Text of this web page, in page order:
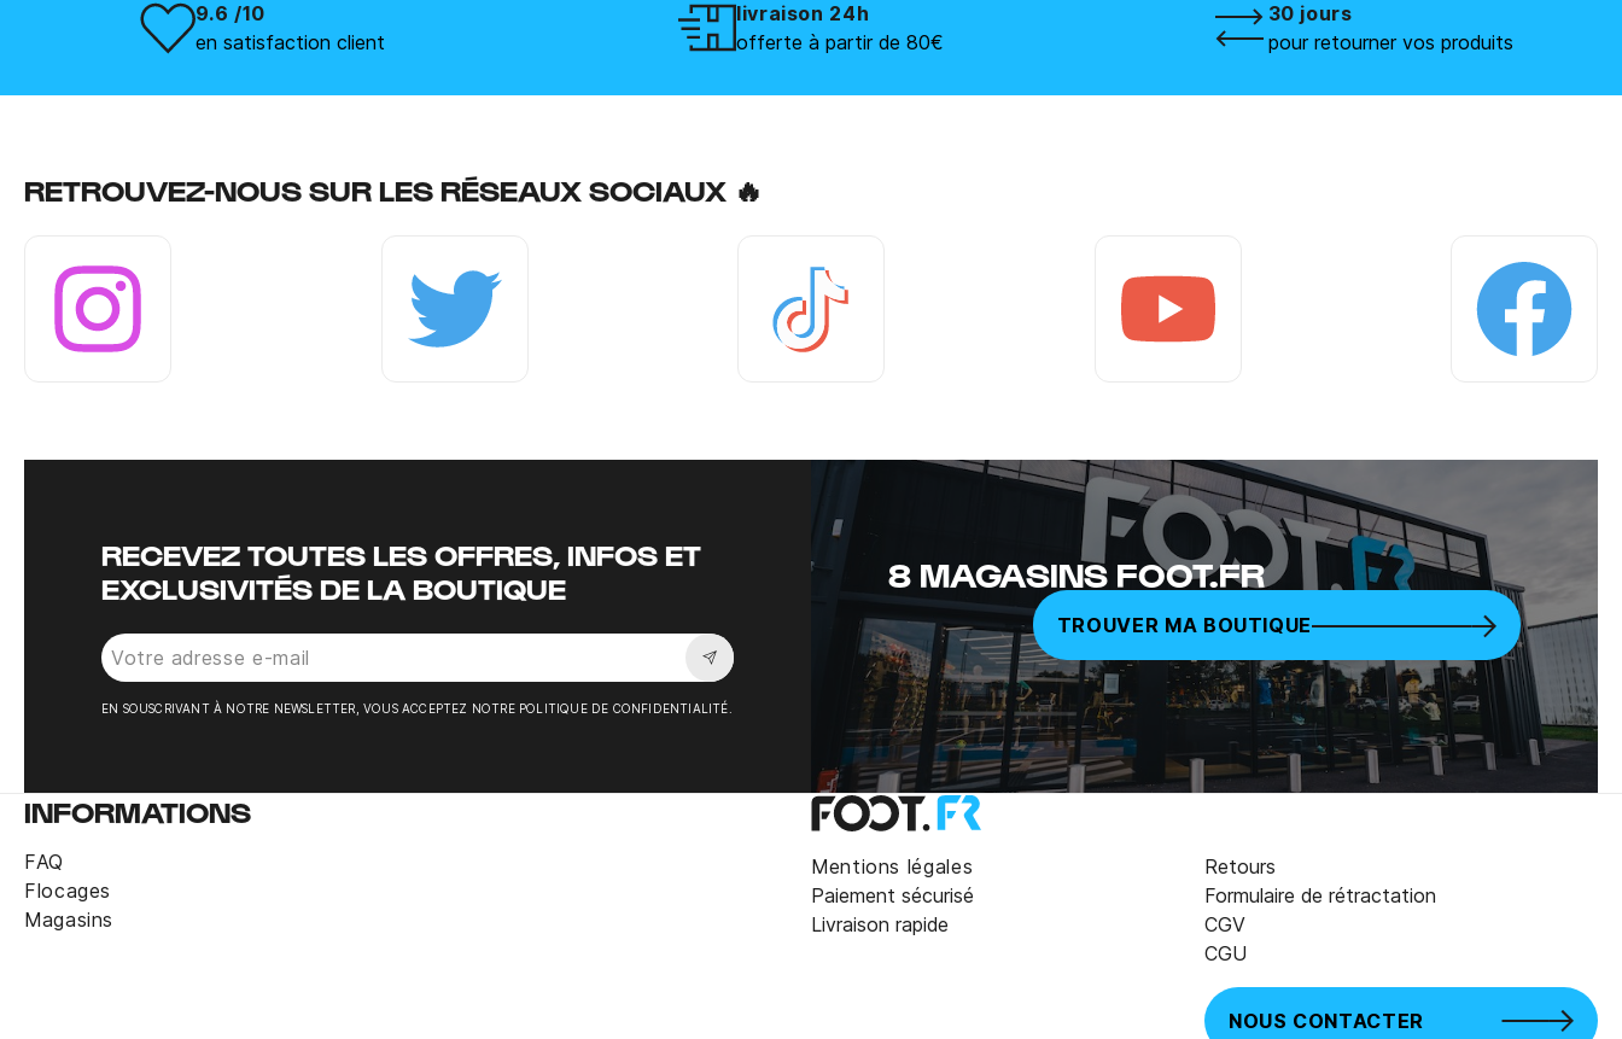
9.6 /10
en satisfaction client
livraison 24h
offerte à partir de 80€
30 jours
pour retourner vos produits
RETROUVEZ-NOUS SUR LES RÉSEAUX SOCIAUX 🔥
RECEVEZ TOUTES LES OFFRES, INFOS ET
EXCLUSIVITÉS DE LA BOUTIQUE
Souscrire à la newsletter
EN SOUSCRIVANT À NOTRE NEWSLETTER, VOUS ACCEPTEZ NOTRE POLITIQUE DE CONFIDENTIALITÉ.
8 MAGASINS FOOT.FR
TROUVER MA BOUTIQUE
INFORMATIONS
FAQ
Flocages
Magasins
Mentions légales
Paiement sécurisé
Livraison rapide
Retours
Formulaire de rétractation
CGV
CGU
NOUS CONTACTER